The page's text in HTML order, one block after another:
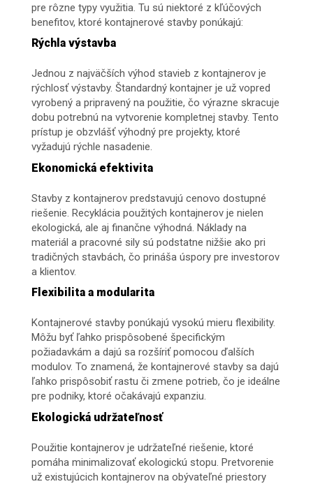
pre rôzne typy využitia. Tu sú niektoré z kľúčových
benefitov, ktoré kontajnerové stavby ponúkajú:
Rýchla výstavba
Jednou z najväčších výhod stavieb z kontajnerov je
rýchlosť výstavby. Štandardný kontajner je už vopred
vyrobený a pripravený na použitie, čo výrazne skracuje
dobu potrebnú na vytvorenie kompletnej stavby. Tento
prístup je obzvlášť výhodný pre projekty, ktoré
vyžadujú rýchle nasadenie.
Ekonomická efektivita
Stavby z kontajnerov predstavujú cenovo dostupné
riešenie. Recyklácia použitých kontajnerov je nielen
ekologická, ale aj finančne výhodná. Náklady na
materiál a pracovné sily sú podstatne nižšie ako pri
tradičných stavbách, čo prináša úspory pre investorov
a klientov.
Flexibilita a modularita
Kontajnerové stavby ponúkajú vysokú mieru flexibility.
Môžu byť ľahko prispôsobené špecifickým
požiadavkám a dajú sa rozšíriť pomocou ďalších
modulov. To znamená, že kontajnerové stavby sa dajú
ľahko prispôsobiť rastu či zmene potrieb, čo je ideálne
pre podniky, ktoré očakávajú expanziu.
Ekologická udržateľnosť
Použitie kontajnerov je udržateľné riešenie, ktoré
pomáha minimalizovať ekologickú stopu. Pretvorenie
už existujúcich kontajnerov na obývateľné priestory